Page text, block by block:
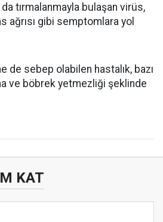
da tırmalanmayla bulaşan virüs,
ağrısı gibi semptomlara yol
de sebep olabilen hastalık, bazı
ve böbrek yetmezliği şeklinde
KAT